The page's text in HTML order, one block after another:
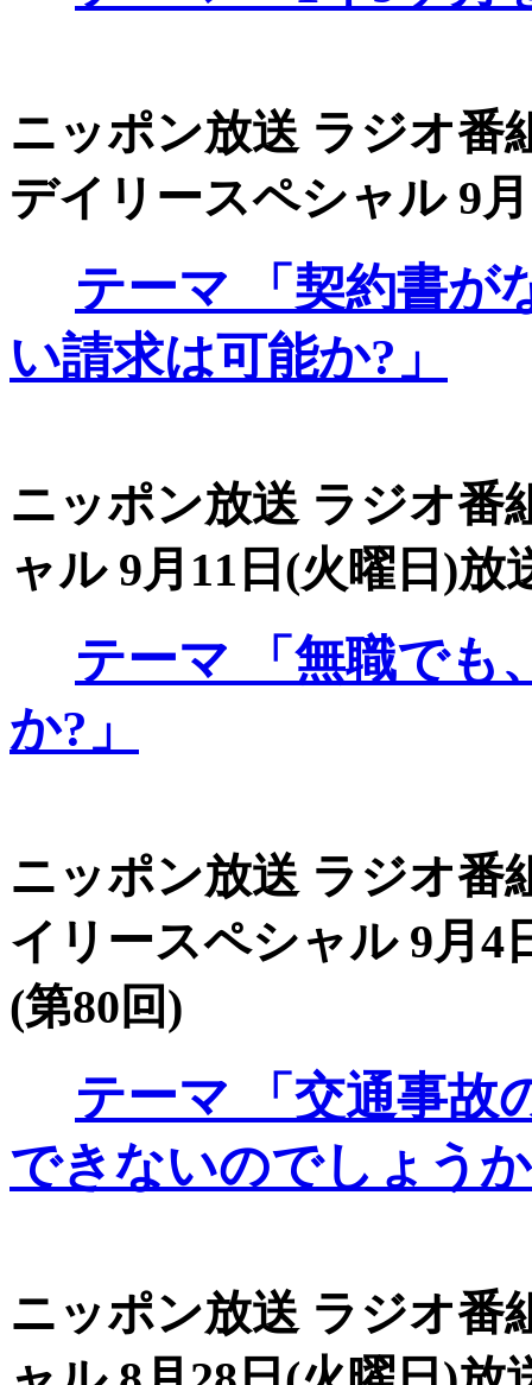
ニッポン放送 ラジオ番
デイリースペシャル 9
テーマ 「契約書が
い請求は可能か?」
ニッポン放送 ラジオ番
ャル 9月11日(火曜日)放
テーマ 「無職でも
か?」
ニッポン放送 ラジオ番
イリースペシャル 9月4
(第80回)
テーマ 「交通事故
できないのでしょう
ニッポン放送 ラジオ番